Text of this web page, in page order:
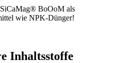
BoOoM als
wie NPK-Dünger!
Inhaltsstoffe